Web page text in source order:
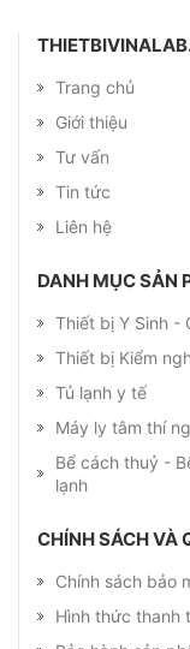
Trang chủ
Giới thiệu
Tư vấn
Tin tức
Liên hệ
DANH MỤC SẢN
Thiết bị Y Sinh -
Thiết bị Kiểm
Tủ lạnh y tế
Máy ly tâm thí
Bể cách thuỷ -
lạnh
CHÍNH SÁCH VÀ
Chính sách bảo
Hình thức thanh